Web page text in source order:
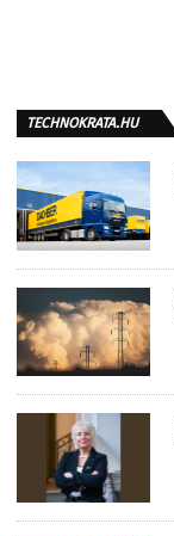
TECHNOKRATA.HU